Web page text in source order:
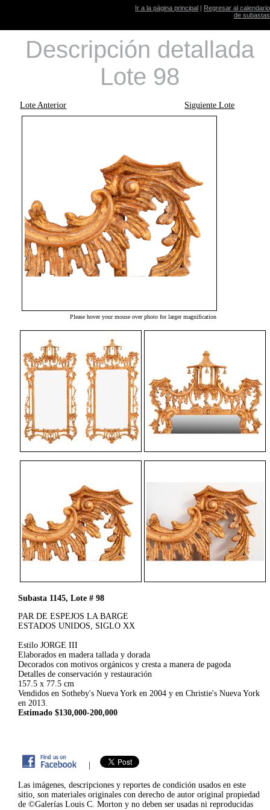
Ir a la página principal | Regresar al calendario
de subastas
Descripción detallada
Lote 98
Lote Anterior Siguiente Lote
Please hover your mouse over photo for larger magnification
Subasta 1145, Lote # 98
PAR DE ESPEJOS LA BARGE
ESTADOS UNIDOS, SIGLO XX
Estilo JORGE III
Elaborados en madera tallada y dorada
Decorados con motivos orgánicos y cresta a manera de pagoda
Detalles de conservación y restauración
157.5 x 77.5 cm
Vendidos en Sotheby's Nueva York en 2004 y en Christie's Nueva York
en 2013.
Estimado $130,000-200,000
|
Las imágenes, descripciones y reportes de condición usados en este
sitio, son materiales originales con derecho de autor original propiedad
de ©Galerías Louis C. Morton y no deben ser usadas ni reproducidas